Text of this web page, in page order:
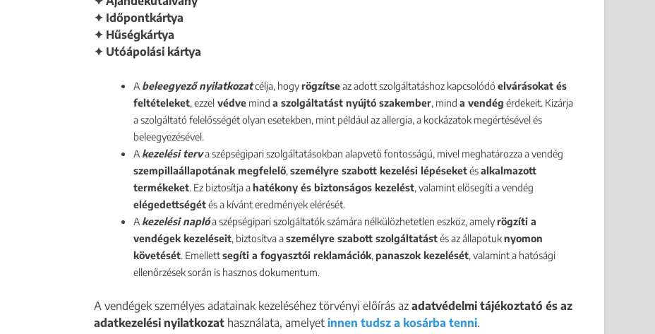
✦ Időpontkártya
✦ Hűségkártya
✦ Utóápolási kártya
A beleegyező nyilatkozatcélja, hogyrögzítseaz adott szolgáltatáshoz kapcsolódó elvárásokat és
feltételeket, ezzel védvemind a szolgáltatást nyújtó szakember, mind a vendég érdekeit. Kizárja
a szolgáltató felelősségét olyan esetekben, mint például az allergia, a kockázatok megértésével és
beleegyezésével.
A kezelési terva szépségipari szolgáltatásokban alapvető fontosságú, mivel meghatározza a vendég
szempillaállapotának megfelelő, személyre szabott kezelési lépéseketésalkalmazott
termékeket. Ez biztosítja a hatékony és biztonságos kezelést, valamint elősegíti a vendég
elégedettségétés a kívánt eredmények elérését.
A kezelési naplóa szépségipari szolgáltatók számára nélkülözhetetlen eszköz, amelyrögzíti a
vendégek kezeléseit, biztosítva aszemélyre szabott szolgáltatástés az állapotuknyomon
követését. Emellettsegíti a fogyasztói reklamációk, panaszok kezelését, valamint a hatósági
ellenőrzések során is hasznos dokumentum.
A vendégek személyes adatainak kezeléséhez törvényi előírás az adatvédelmi tájékoztató és az
adatkezelési nyilatkozathasználata, amelyet innen tudsz a kosárba tenni.